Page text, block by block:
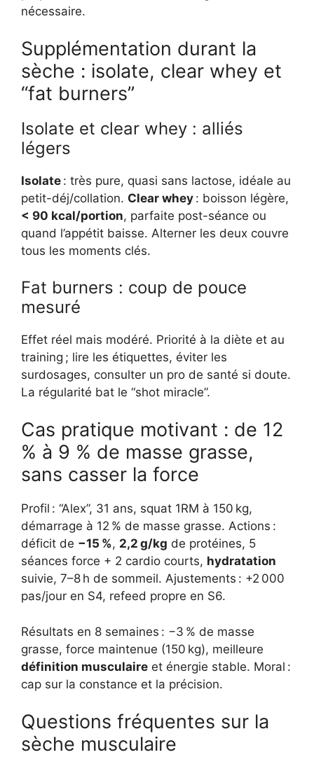
nécessaire.
Supplémentation durant la
sèche : isolate, clear whey et
“fat burners”
Isolate et clear whey : alliés
légers
Isolate : très pure, quasi sans lactose, idéale au
petit-déj/collation. Clear whey : boisson légère,
< 90 kcal/portion, parfaite post-séance ou
quand l’appétit baisse. Alterner les deux couvre
tous les moments clés.
Fat burners : coup de pouce
mesuré
Effet réel mais modéré. Priorité à la diète et au
training ; lire les étiquettes, éviter les
surdosages, consulter un pro de santé si doute.
La régularité bat le “shot miracle”.
Cas pratique motivant : de 12
% à 9 % de masse grasse,
sans casser la force
Profil : “Alex”, 31 ans, squat 1RM à 150 kg,
démarrage à 12 % de masse grasse. Actions :
déficit de −15 %, 2,2 g/kg de protéines, 5
séances force + 2 cardio courts, hydratation
suivie, 7–8 h de sommeil. Ajustements : +2 000
pas/jour en S4, refeed propre en S6.
Résultats en 8 semaines : −3 % de masse
grasse, force maintenue (150 kg), meilleure
définition musculaire et énergie stable. Moral :
cap sur la constance et la précision.
Questions fréquentes sur la
sèche musculaire